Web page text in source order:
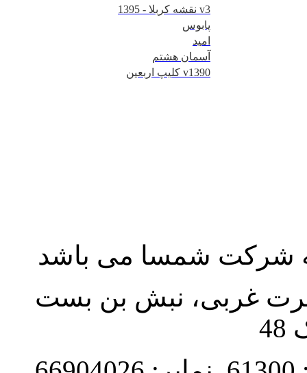
نقشه کربلا - 1395 v3
پابوس
امید
آسمان هشتم
کلیپ اربعین v1390
شرکت شمسا می باشد
غربی، نبش بن بست